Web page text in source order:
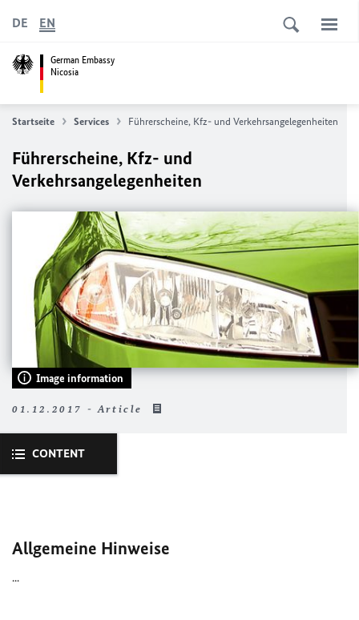
German Embassy
Nicosia
DE EN
Startseite Services Führerscheine, Kfz- und Verkehrsangelegenheiten
Führerscheine, Kfz- und
Verkehrsangelegenheiten
Image information
01.12.2017 - Article
CONTENT
Allgemeine Hinweise
...